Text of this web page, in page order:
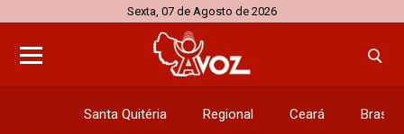
Sexta, 07 de Agosto de 2026
Santa Quitéria Regional Ceará Brasil